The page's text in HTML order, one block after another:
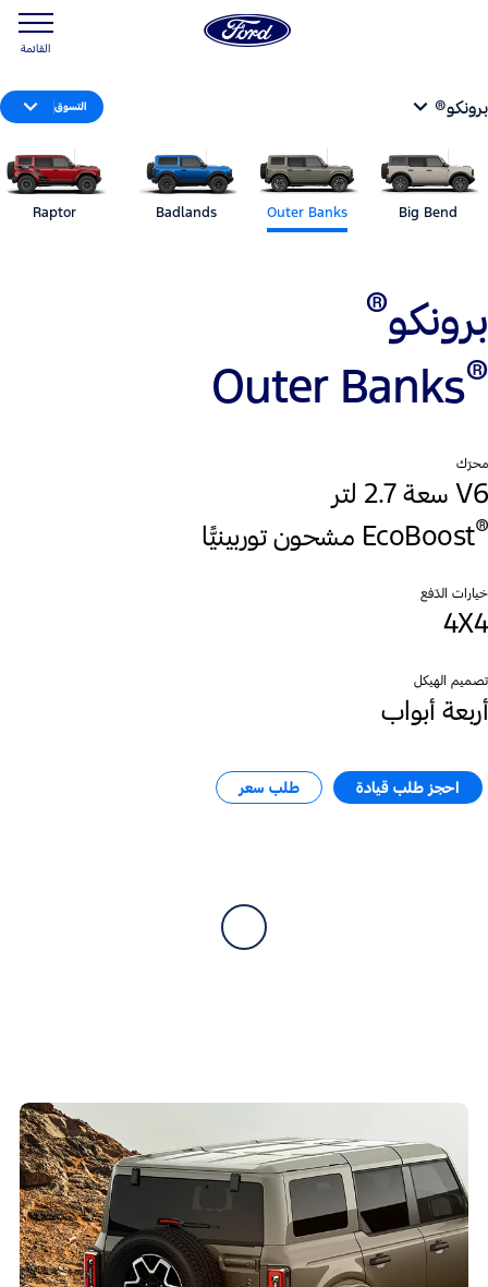
القائمة
برونكو® التسوق
Big Bend
Outer Banks
Badlands
Raptor
برونكو®
®
Outer Banks
محرّك
V6 سعة 2.7 لتر
EcoBoost®
خيارات الدّفع
4X4
تصميم الهيكل
أربعة أبواب
احجز طلب قيادة​ طلب سعر​